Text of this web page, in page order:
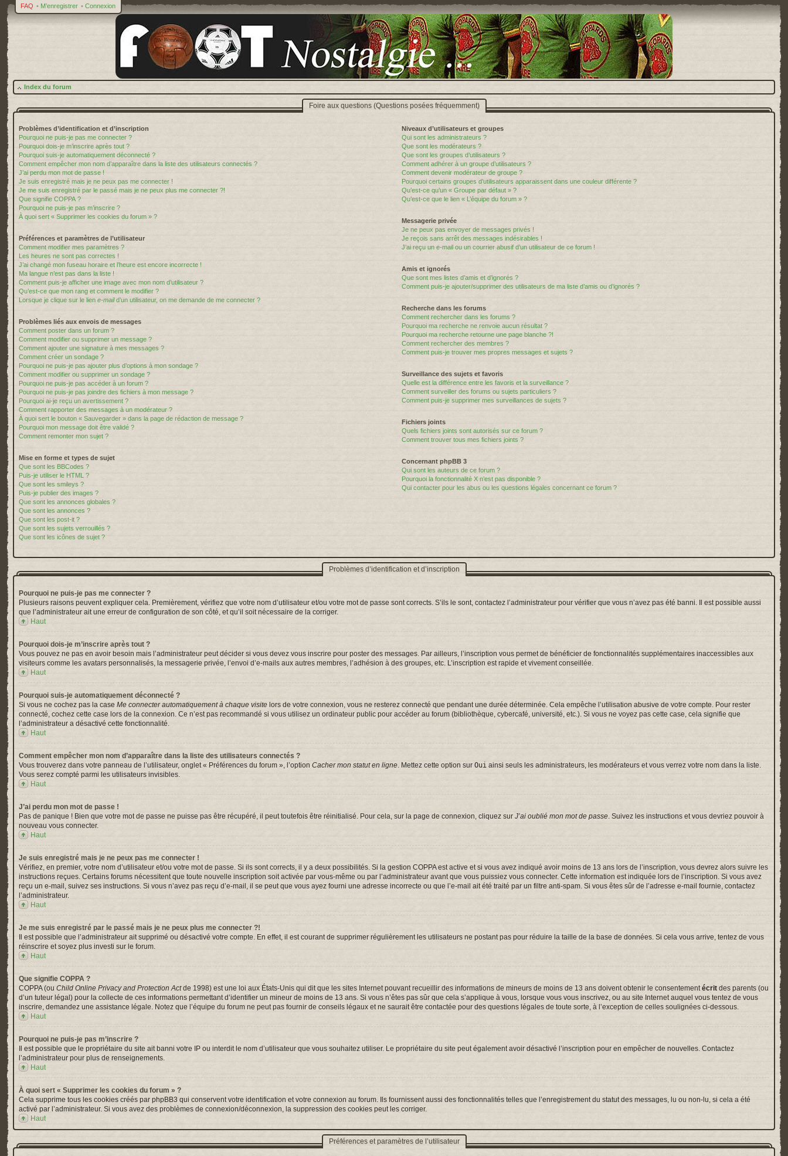
FAQ • M’enregistrer • Connexion
Index du forum
Foire aux questions (Questions posées fréquemment)
Problèmes d’identification et d’inscription
Pourquoi ne puis-je pas me connecter ?
Pourquoi dois-je m’inscrire après tout ?
Pourquoi suis-je automatiquement déconnecté ?
Comment empêcher mon nom d’apparaître dans la liste des utilisateurs connectés ?
J’ai perdu mon mot de passe !
Je suis enregistré mais je ne peux pas me connecter !
Je me suis enregistré par le passé mais je ne peux plus me connecter ?!
Que signifie COPPA ?
Pourquoi ne puis-je pas m’inscrire ?
À quoi sert « Supprimer les cookies du forum » ?
Préférences et paramètres de l’utilisateur
Comment modifier mes paramètres ?
Les heures ne sont pas correctes !
J’ai changé mon fuseau horaire et l’heure est encore incorrecte !
Ma langue n’est pas dans la liste !
Comment puis-je afficher une image avec mon nom d’utilisateur ?
Qu’est-ce que mon rang et comment le modifier ?
Lorsque je clique sur le lien e-maild’un utilisateur, on me demande de me connecter ?
Problèmes liés aux envois de messages
Comment poster dans un forum ?
Comment modifier ou supprimer un message ?
Comment ajouter une signature à mes messages ?
Comment créer un sondage ?
Pourquoi ne puis-je pas ajouter plus d’options à mon sondage ?
Comment modifier ou supprimer un sondage ?
Pourquoi ne puis-je pas accéder à un forum ?
Pourquoi ne puis-je pas joindre des fichiers à mon message ?
Pourquoi ai-je reçu un avertissement ?
Comment rapporter des messages à un modérateur ?
À quoi sert le bouton « Sauvegarder » dans la page de rédaction de message ?
Pourquoi mon message doit être validé ?
Comment remonter mon sujet ?
Mise en forme et types de sujet
Que sont les BBCodes ?
Puis-je utiliser le HTML ?
Que sont les smileys ?
Puis-je publier des images ?
Que sont les annonces globales ?
Que sont les annonces ?
Que sont les post-it ?
Que sont les sujets verrouillés ?
Que sont les icônes de sujet ?
Niveaux d’utilisateurs et groupes
Qui sont les administrateurs ?
Que sont les modérateurs ?
Que sont les groupes d’utilisateurs ?
Comment adhérer à un groupe d’utilisateurs ?
Comment devenir modérateur de groupe ?
Pourquoi certains groupes d’utilisateurs apparaissent dans une couleur différente ?
Qu’est-ce qu’un « Groupe par défaut » ?
Qu’est-ce que le lien « L’équipe du forum » ?
Messagerie privée
Je ne peux pas envoyer de messages privés !
Je reçois sans arrêt des messages indésirables !
J’ai reçu un e-mail ou un courrier abusif d’un utilisateur de ce forum !
Amis et ignorés
Que sont mes listes d’amis et d’ignorés ?
Comment puis-je ajouter/supprimer des utilisateurs de ma liste d’amis ou d’ignorés ?
Recherche dans les forums
Comment rechercher dans les forums ?
Pourquoi ma recherche ne renvoie aucun résultat ?
Pourquoi ma recherche retourne une page blanche ?!
Comment rechercher des membres ?
Comment puis-je trouver mes propres messages et sujets ?
Surveillance des sujets et favoris
Quelle est la différence entre les favoris et la surveillance ?
Comment surveiller des forums ou sujets particuliers ?
Comment puis-je supprimer mes surveillances de sujets ?
Fichiers joints
Quels fichiers joints sont autorisés sur ce forum ?
Comment trouver tous mes fichiers joints ?
Concernant phpBB 3
Qui sont les auteurs de ce forum ?
Pourquoi la fonctionnalité X n’est pas disponible ?
Qui contacter pour les abus ou les questions légales concernant ce forum ?
Problèmes d’identification et d’inscription
Pourquoi ne puis-je pas me connecter ?
Plusieurs raisons peuvent expliquer cela. Premièrement, vérifiez que votre nom d’utilisateur et/ou votre mot de passe sont corrects. S’ils le sont, contactez l’administrateur pour vérifier que vous n’avez pas été banni. Il est possible aussi
que l’administrateur ait une erreur de configuration de son côté, et qu’il soit nécessaire de la corriger.
Haut
Pourquoi dois-je m’inscrire après tout ?
Vous pouvez ne pas en avoir besoin mais l’administrateur peut décider si vous devez vous inscrire pour poster des messages. Par ailleurs, l’inscription vous permet de bénéficier de fonctionnalités supplémentaires inaccessibles aux
visiteurs comme les avatars personnalisés, la messagerie privée, l’envoi d’e-mails aux autres membres, l’adhésion à des groupes, etc. L’inscription est rapide et vivement conseillée.
Haut
Pourquoi suis-je automatiquement déconnecté ?
Si vous ne cochez pas la case Me connecter automatiquement à chaque visite lors de votre connexion, vous ne resterez connecté que pendant une durée déterminée. Cela empêche l’utilisation abusive de votre compte. Pour rester
connecté, cochez cette case lors de la connexion. Ce n’est pas recommandé si vous utilisez un ordinateur public pour accéder au forum (bibliothèque, cybercafé, université, etc.). Si vous ne voyez pas cette case, cela signifie que
l’administrateur a désactivé cette fonctionnalité.
Haut
Comment empêcher mon nom d’apparaître dans la liste des utilisateurs connectés ?
Vous trouverez dans votre panneau de l’utilisateur, onglet « Préférences du forum », l’option Cacher mon statut en ligne. Mettez cette option sur Oui ainsi seuls les administrateurs, les modérateurs et vous verrez votre nom dans la liste.
Vous serez compté parmi les utilisateurs invisibles.
Haut
J’ai perdu mon mot de passe !
Pas de panique ! Bien que votre mot de passe ne puisse pas être récupéré, il peut toutefois être réinitialisé. Pour cela, sur la page de connexion, cliquez sur J’ai oublié mon mot de passe. Suivez les instructions et vous devriez pouvoir à
nouveau vous connecter.
Haut
Je suis enregistré mais je ne peux pas me connecter !
Vérifiez, en premier, votre nom d’utilisateur et/ou votre mot de passe. Si ils sont corrects, il y a deux possibilités. Si la gestion COPPA est active et si vous avez indiqué avoir moins de 13 ans lors de l’inscription, vous devrez alors suivre les
instructions reçues. Certains forums nécessitent que toute nouvelle inscription soit activée par vous-même ou par l’administrateur avant que vous puissiez vous connecter. Cette information est indiquée lors de l’inscription. Si vous avez
reçu un e-mail, suivez ses instructions. Si vous n’avez pas reçu d’e-mail, il se peut que vous ayez fourni une adresse incorrecte ou que l’e-mail ait été traité par un filtre anti-spam. Si vous êtes sûr de l’adresse e-mail fournie, contactez
l’administrateur.
Haut
Je me suis enregistré par le passé mais je ne peux plus me connecter ?!
Il est possible que l’administrateur ait supprimé ou désactivé votre compte. En effet, il est courant de supprimer régulièrement les utilisateurs ne postant pas pour réduire la taille de la base de données. Si cela vous arrive, tentez de vous
réinscrire et soyez plus investi sur le forum.
Haut
Que signifie COPPA ?
COPPA (ou Child Online Privacy and Protection Actde 1998) est une loi aux États-Unis qui dit que les sites Internet pouvant recueillir des informations de mineurs de moins de 13 ans doivent obtenir le consentementécrit des parents (ou
d’un tuteur légal) pour la collecte de ces informations permettant d’identifier un mineur de moins de 13 ans. Si vous n’êtes pas sûr que cela s’applique à vous, lorsque vous vous inscrivez, ou au site Internet auquel vous tentez de vous
inscrire, demandez une assistance légale. Notez que l’équipe du forum ne peut pas fournir de conseils légaux et ne saurait être contactée pour des questions légales de toute sorte, à l’exception de celles soulignées ci-dessous.
Haut
Pourquoi ne puis-je pas m’inscrire ?
Il est possible que le propriétaire du site ait banni votre IP ou interdit le nom d’utilisateur que vous souhaitez utiliser. Le propriétaire du site peut également avoir désactivé l’inscription pour en empêcher de nouvelles. Contactez
l’administrateur pour plus de renseignements.
Haut
À quoi sert « Supprimer les cookies du forum » ?
Cela supprime tous les cookies créés par phpBB3 qui conservent votre identification et votre connexion au forum. Ils fournissent aussi des fonctionnalités telles que l’enregistrement du statut des messages, lu ou non-lu, si cela a été
activé par l’administrateur. Si vous avez des problèmes de connexion/déconnexion, la suppression des cookies peut les corriger.
Haut
Préférences et paramètres de l’utilisateur